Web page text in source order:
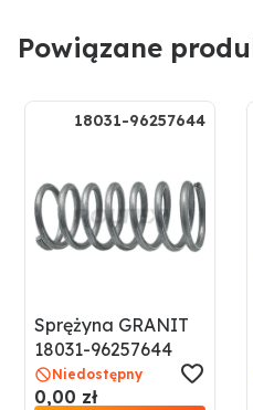
Powiązane
18031-96257644
Sprężyna GRANIT
18031-96257644
Niedostępny
0,00 zł